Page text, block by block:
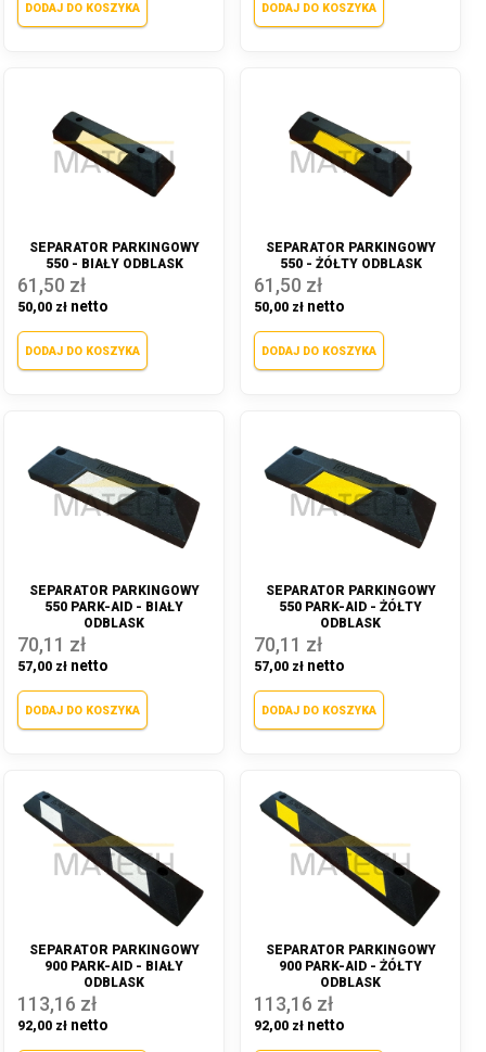
DODAJ DO KOSZYKA DODAJ DO KOSZYKA
SEPARATOR PARKINGOWY
550 - BIAŁY ODBLASK
61,50 zł
50,00 zł
DODAJ DO KOSZYKA
SEPARATOR PARKINGOWY
550 - ŻÓŁTY ODBLASK
61,50 zł
50,00 zł
DODAJ DO KOSZYKA
SEPARATOR PARKINGOWY
550 PARK-AID - BIAŁY
ODBLASK
70,11 zł
57,00 zł
DODAJ DO KOSZYKA
SEPARATOR PARKINGOWY
550 PARK-AID - ŻÓŁTY
ODBLASK
70,11 zł
57,00 zł
DODAJ DO KOSZYKA
SEPARATOR PARKINGOWY
900 PARK-AID - BIAŁY
ODBLASK
113,16 zł
92,00 zł
SEPARATOR PARKINGOWY
900 PARK-AID - ŻÓŁTY
ODBLASK
113,16 zł
92,00 zł